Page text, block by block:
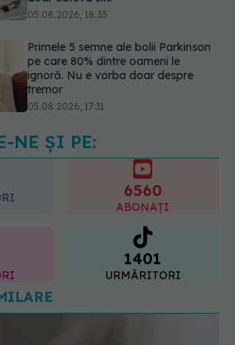
pe care 80% dintre oameni le
ignoră. Nu e vorba doar despre
05.08.2026, 17:31
Gabriela Cristea, manifest pentru
respect și acceptare: Corpul
fiecăruia spune o poveste
NE ȘI PE:
6560
ABONAȚI
1401
URMĂRITORI